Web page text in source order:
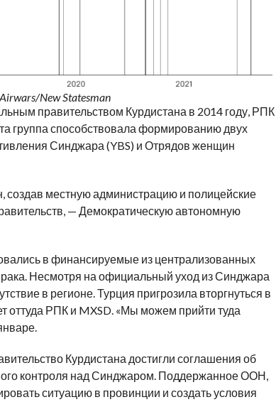
New Statesman
правительством Курдистана в 2014 году, РПК
группа способствовала формированию двух
Синджара (YBS) и Отрядов женщин
создав местную администрацию и полицейские
— Демократическую автономную
в финансируемые из централизованных
Несмотря на официальный уход из Синджара
в регионе. Турция пригрозила вторгнуться в
оттуда РПК и MXSD. «Мы можем прийти туда
Курдистана достигли соглашения об
контроля над Синджаром. Поддержанное ООН,
ситуацию в провинции и создать условия